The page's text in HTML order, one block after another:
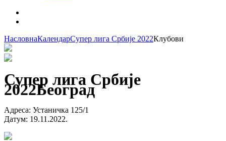
НасловнаКалендарСупер лига Србије 2022Клубови
Супер лига Србије
2022Београд
Адреса: Устаничка 125/1
Датум: 19.11.2022.